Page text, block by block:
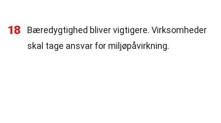
18
Bæredygtighed bliver vigtigere. Virksomheder
skal tage ansvar for miljøpåvirkning.